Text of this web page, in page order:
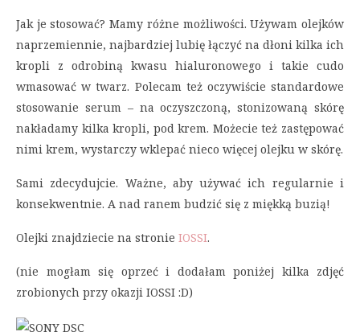
Jak je stosować? Mamy różne możliwości. Używam olejków
naprzemiennie, najbardziej lubię łączyć na dłoni kilka ich
kropli z odrobiną kwasu hialuronowego i takie cudo
wmasować w twarz. Polecam też oczywiście standardowe
stosowanie serum – na oczyszczoną, stonizowaną skórę
nakładamy kilka kropli, pod krem. Możecie też zastępować
nimi krem, wystarczy wklepać nieco więcej olejku w skórę.
Sami zdecydujcie. Ważne, aby używać ich regularnie i
konsekwentnie. A nad ranem budzić się z miękką buzią!
Olejki znajdziecie na stronie IOSSI.
(nie mogłam się oprzeć i dodałam poniżej kilka zdjęć
zrobionych przy okazji IOSSI :D)